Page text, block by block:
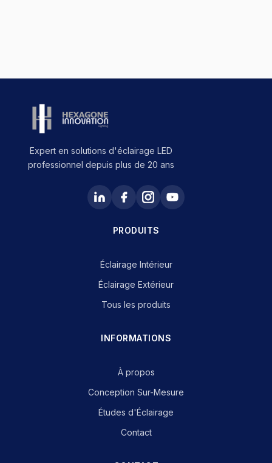
Expert en solutions d'éclairage LED
professionnel depuis plus de 20 ans
PRODUITS
Éclairage Intérieur
Éclairage Extérieur
Tous les produits
INFORMATIONS
À propos
Conception Sur-Mesure
Études d'Éclairage
Contact